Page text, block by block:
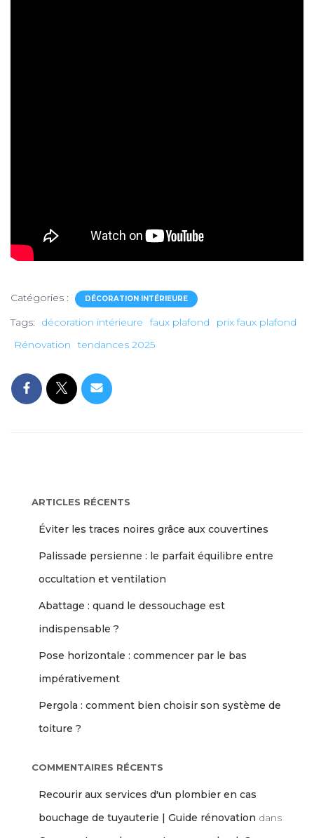
Catégories : DÉCORATION INTÉRIEURE
Tags: décoration intérieure faux plafond
prix faux plafond
Rénovation
tendances 2025
ARTICLES RÉCENTS
Éviter les traces noires grâce aux couvertines
Palissade persienne : le parfait équilibre entre
occultation et ventilation
Abattage : quand le dessouchage est
indispensable ?
Pose horizontale : commencer par le bas
impérativement
Pergola : comment bien choisir son système de
toiture ?
COMMENTAIRES RÉCENTS
Recourir aux services d'un plombier en cas
bouchage de tuyauterie | Guide rénovation dans